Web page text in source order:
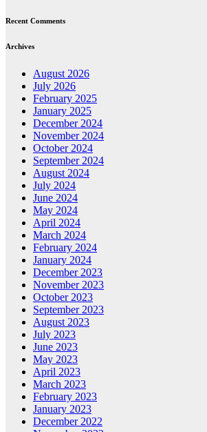
Recent Comments
Archives
August 2026
July 2026
February 2025
January 2025
December 2024
November 2024
October 2024
September 2024
August 2024
July 2024
June 2024
May 2024
April 2024
March 2024
February 2024
January 2024
December 2023
November 2023
October 2023
September 2023
August 2023
July 2023
June 2023
May 2023
April 2023
March 2023
February 2023
January 2023
December 2022